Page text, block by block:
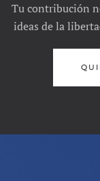
Tu contribución
ideas de la